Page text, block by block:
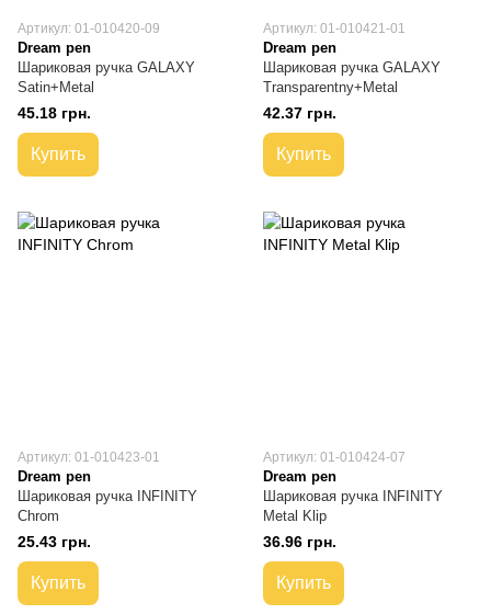
Артикул: 01-010420-09
Dream pen
Шариковая ручка GALAXY
Satin+Metal
45.18 грн.
Купить
Артикул: 01-010421-01
Dream pen
Шариковая ручка GALAXY
Transparentny+Metal
42.37 грн.
Купить
Артикул: 01-010423-01
Dream pen
Шариковая ручка INFINITY
Chrom
25.43 грн.
Купить
Артикул: 01-010424-07
Dream pen
Шариковая ручка INFINITY
Metal Klip
36.96 грн.
Купить